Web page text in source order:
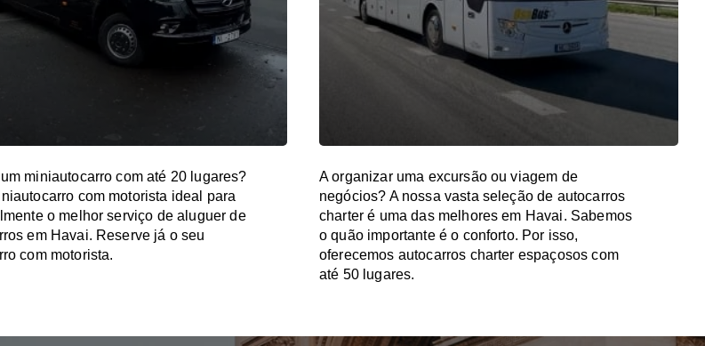
miniautocarro com até 20 lugares?
com motorista ideal para
o melhor serviço de aluguer de
em Havai. Reserve já o seu
com motorista.
A organizar uma excursão ou viagem de
negócios? A nossa vasta seleção de autocarros
charter é uma das melhores em Havai. Sabemos
o quão importante é o conforto. Por isso,
oferecemos autocarros charter espaçosos com
até 50 lugares.